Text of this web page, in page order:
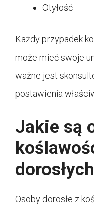
Otyłość
Każdy przypadek
może mieć swoje
ważne jest
postawienia
Jakie są
Osoby dorosłe z